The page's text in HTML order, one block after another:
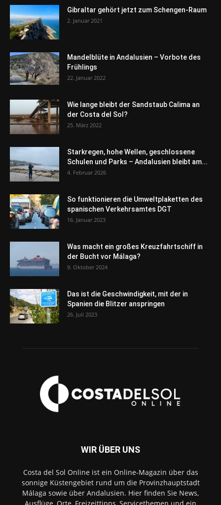
Gibraltar gehört jetzt zum Schengen-Raum
2. Januar 2021
Mandelblüte in Andalusien – Vorbote des
Frühlings
22. Januar 2022
Wie lange bleibt der Sandstaub Calima an
der Costa del Sol?
25. März 2022
Starkregen, hohe Wellen, geschlossene
Schulen und Parks – Andalusien bleibt am...
4. Februar 2026
So funktionieren die Umweltplaketten des
spanischen Verkehrsamtes DGT
16. Januar 2023
Was macht ein großes Kreuzfahrtschiff in
der Bucht vor Málaga?
9. Oktober 2024
Das ist die Geschwindigkeit, mit der in
Spanien die Blitzer anspringen
26. Juli 2023
WIR ÜBER UNS
Costa del Sol Online ist ein Online-Magazin über das
sonnige Küstengebiet rund um die Provinzhauptstadt
Málaga sowie über Andalusien. Hier finden Sie News,